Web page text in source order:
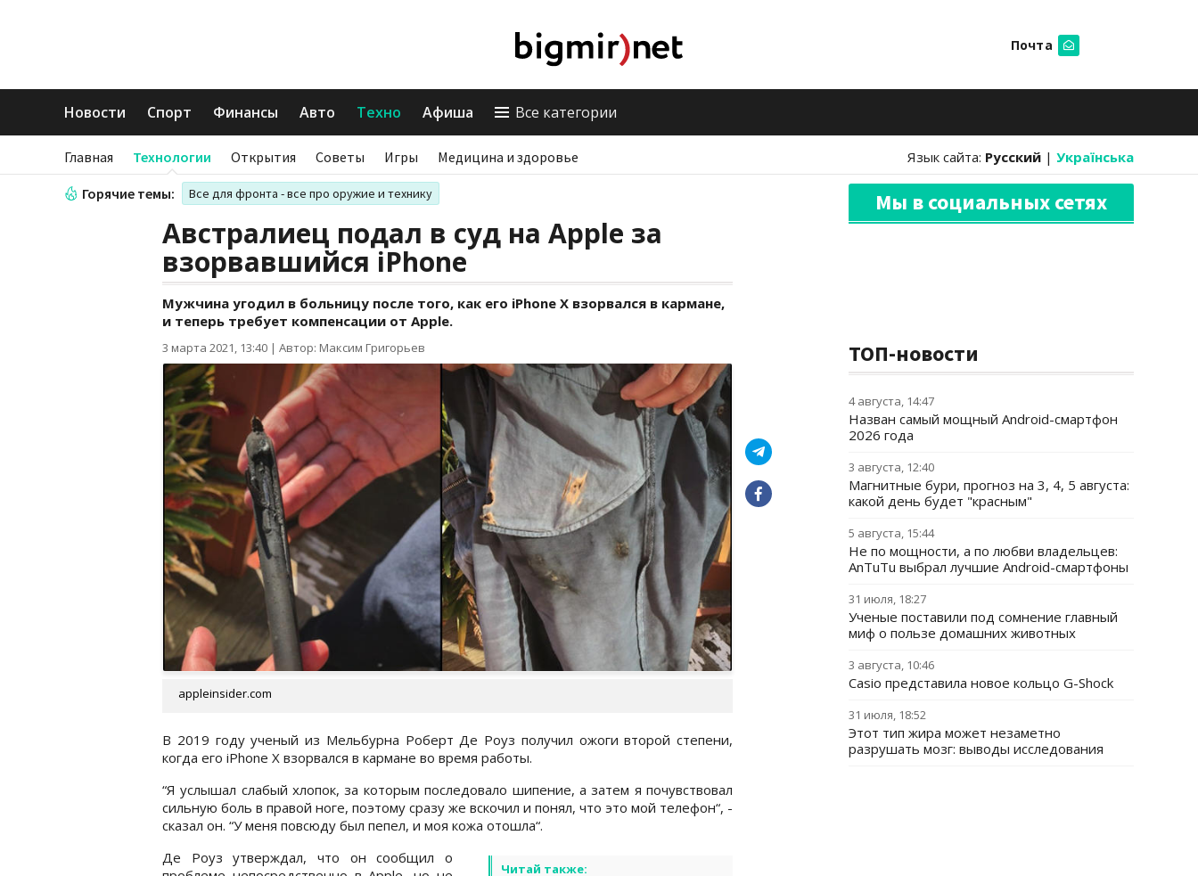
Почта
Новости Спорт Финансы Авто Техно Афиша Все категории
Главная Технологии Открытия Советы Игры Медицина и здоровье Язык сайта: Русский | Українська
Горячие темы: Все для фронта - все про оружие и технику
Австралиец подал в суд на Apple за
взорвавшийся iPhone
Мужчина угодил в больницу после того, как его iPhone X взорвался в кармане,
и теперь требует компенсации от Apple.
3 марта 2021, 13:40 | Автор: Максим Григорьев
appleinsider.com
В 2019 году ученый из Мельбурна Роберт Де Роуз получил ожоги второй степени,
когда его iPhone X взорвался в кармане во время работы.
“Я услышал слабый хлопок, за которым последовало шипение, а затем я почувствовал
сильную боль в правой ноге, поэтому сразу же вскочил и понял, что это мой телефон“, -
сказал он. “У меня повсюду был пепел, и моя кожа отошла“.
Читай также:
Де Роуз утверждал, что он сообщил о
Мы в социальных сетях
ТОП-новости
4 августа, 14:47
Назван самый мощный Android-смартфон
2026 года
3 августа, 12:40
Магнитные бури, прогноз на 3, 4, 5 августа:
какой день будет "красным"
5 августа, 15:44
Не по мощности, а по любви владельцев:
AnTuTu выбрал лучшие Android-смартфоны
31 июля, 18:27
Ученые поставили под сомнение главный
миф о пользе домашних животных
3 августа, 10:46
Casio представила новое кольцо G-Shock
31 июля, 18:52
Этот тип жира может незаметно
разрушать мозг: выводы исследования